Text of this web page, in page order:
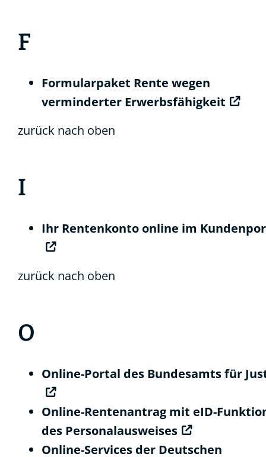
F
Formularpaket Rente wegen
verminderter Erwerbsfähigkeit
zurück nach oben
I
Ihr Rentenkonto online im
zurück nach oben
O
Online-Portal des Bundesamts für
Online-Rentenantrag mit eID-
des Personalausweises
Online-Services der Deutschen